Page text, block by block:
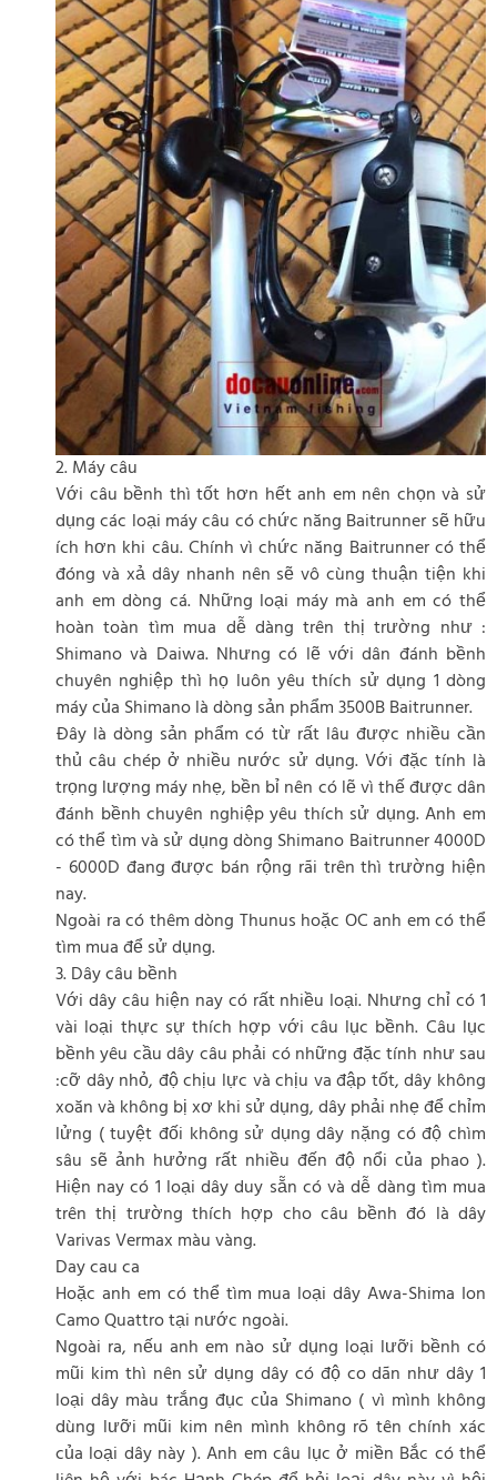
2. Máy câu
Với câu bềnh thì tốt hơn hết anh em nên chọn và sử
dụng các loại máy câu có chức năng Baitrunner sẽ hữu
ích hơn khi câu. Chính vì chức năng Baitrunner có thể
đóng và xả dây nhanh nên sẽ vô cùng thuận tiện khi
anh em dòng cá. Những loại máy mà anh em có thể
hoàn toàn tìm mua dễ dàng trên thị trường như :
Shimano và Daiwa. Nhưng có lẽ với dân đánh bềnh
chuyên nghiệp thì họ luôn yêu thích sử dụng 1 dòng
máy của Shimano là dòng sản phẩm 3500B Baitrunner.
Đây là dòng sản phẩm có từ rất lâu được nhiều cần
thủ câu chép ở nhiều nước sử dụng. Với đặc tính là
trọng lượng máy nhẹ, bền bỉ nên có lẽ vì thế được dân
đánh bềnh chuyên nghiệp yêu thích sử dụng. Anh em
có thể tìm và sử dụng dòng Shimano Baitrunner 4000D
- 6000D đang được bán rộng rãi trên thì trường hiện
nay.
Ngoài ra có thêm dòng Thunus hoặc OC anh em có thể
tìm mua để sử dụng.
3. Dây câu bềnh
Với dây câu hiện nay có rất nhiều loại. Nhưng chỉ có 1
vài loại thực sự thích hợp với câu lục bềnh. Câu lục
bềnh yêu cầu dây câu phải có những đặc tính như sau
:cỡ dây nhỏ, độ chịu lực và chịu va đập tốt, dây không
xoăn và không bị xơ khi sử dụng, dây phải nhẹ để chỉm
lửng ( tuyệt đối không sử dụng dây nặng có độ chìm
sâu sẽ ảnh hưởng rất nhiều đến độ nổi của phao ).
Hiện nay có 1 loại dây duy sẵn có và dễ dàng tìm mua
trên thị trường thích hợp cho câu bềnh đó là dây
Varivas Vermax màu vàng.
Day cau ca
Hoặc anh em có thể tìm mua loại dây Awa-Shima Ion
Camo Quattro tại nước ngoài.
Ngoài ra, nếu anh em nào sử dụng loại lưỡi bềnh có
mũi kim thì nên sử dụng dây có độ co dãn như dây 1
loại dây màu trắng đục của Shimano ( vì mình không
dùng lưỡi mũi kim nên mình không rõ tên chính xác
của loại dây này ). Anh em câu lục ở miền Bắc có thể